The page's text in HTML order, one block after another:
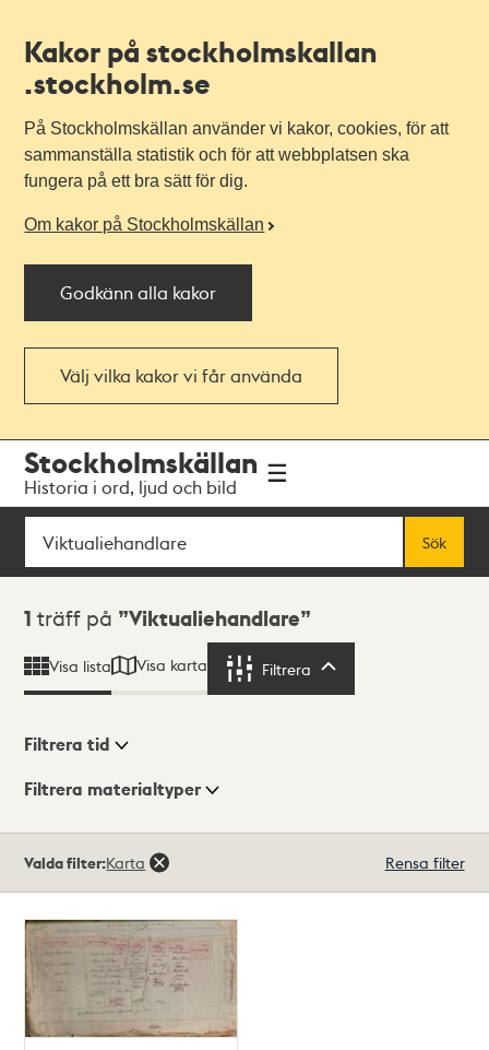
Kakor på stockholmskallan
.stockholm.se
På Stockholmskällan använder vi kakor, cookies, för att
sammanställa statistik och för att webbplatsen ska
fungera på ett bra sätt för dig.
Om kakor på Stockholmskällan
Godkänn alla kakor
Välj vilka kakor vi får använda
navigationen
huvudinnehållet
Stockholmskällan
Historia i ord, ljud och bild
Sök
Sök
Sökresultat
1 träff på Viktualiehandlare
Visa lista Visa karta Filtrera
Visningsläge
Filtrera tid
Filtrera materialtyper
träffar
Valda filter:Karta Rensa filter